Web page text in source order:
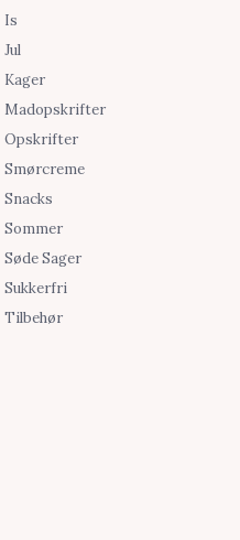
Is
Jul
Kager
Madopskrifter
Opskrifter
Smørcreme
Snacks
Sommer
Søde Sager
Sukkerfri
Tilbehør